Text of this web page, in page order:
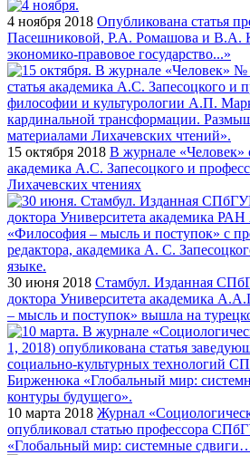
4 ноября 2018 Опубликована статья
Пасешниковой, Р.А. Ромашова и В.А.
экономико-правовое государство...»
15 октября 2018 В журнале «Человек»
академика А.С. Запесоцкого и
Лихачевских чтениях
30 июня 2018 Стамбул. Изданная
доктора Университета академика
– мысль и поступок» вышла на
10 марта 2018 Журнал
опубликовал статью профессора
«Глобальный мир: системные